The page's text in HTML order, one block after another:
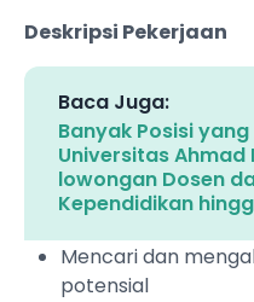
Deskripsi Pekerjaan
Baca Juga:
Banyak Posisi
Universitas
lowongan Dosen
Kependidikan
Mencari dan
potensial